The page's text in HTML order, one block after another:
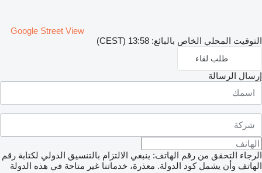
Google Street View
التوقيت المحلي الخاص بالبائع: 13:58 (CEST)
طلب لقاء
إرسال الرسالة
الرجاء التحقق من رقم الهاتف: ينبغي الالتزام بالتنسيق الدولي لكتابة رقم
الهاتف وأن يشمل كود الدولة. معذرة، خدماتنا غير متاحة في هذه الدولة